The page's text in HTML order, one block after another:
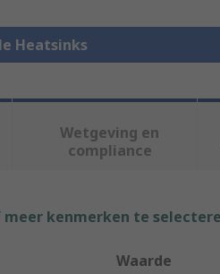
Heatsinks
Wetgeving en
compliance
kenmerken te
Waarde